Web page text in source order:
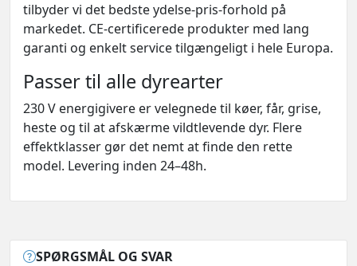
tilbyder vi det bedste ydelse-pris-forhold på
markedet. CE-certificerede produkter med lang
garanti og enkelt service tilgængeligt i hele Europa.
Passer til alle dyrearter
230 V energigivere er velegnede til køer, får, grise,
heste og til at afskærme vildtlevende dyr. Flere
effektklasser gør det nemt at finde den rette
model. Levering inden 24–48h.
SPØRGSMÅL OG SVAR